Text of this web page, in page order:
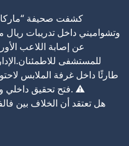
كشفت صحيفة “ماركا”
وتشواميني داخل تدريبات
عن إصابة اللاعب
للمستشفى للاطمئنان.
طارئًا داخل غرفة الملابس
فتح تحقيق داخلي واتخاذ إجراءات تأديبية بحق اللاعبين. ⚠️
هل تعتقد أن الخلاف بين